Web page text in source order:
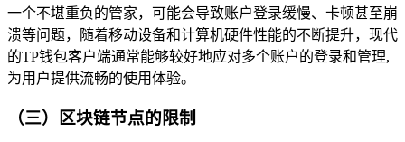
一个不堪重负的管家，可能会导致账户登录缓慢、卡顿甚至崩
溃等问题，随着移动设备和计算机硬件性能的不断提升，现代
的TP钱包客户端通常能够较好地应对多个账户的登录和管理,
为用户提供流畅的使用体验。
（三）区块链节点的限制